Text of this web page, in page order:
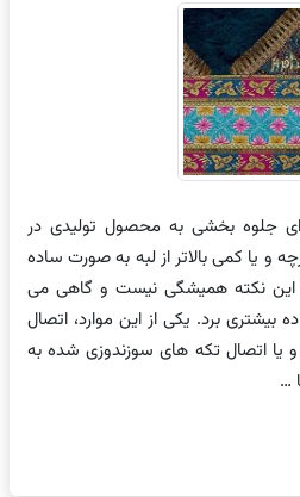
جلوه بخشی به محصول تولیدی در
و یا کمی بالاتر از لبه به صورت ساده
نکته همیشگی نیست و گاهی می
بیشتری برد. یکی از این موارد، اتصال
یا اتصال تکه های سوزندوزی شده به
…